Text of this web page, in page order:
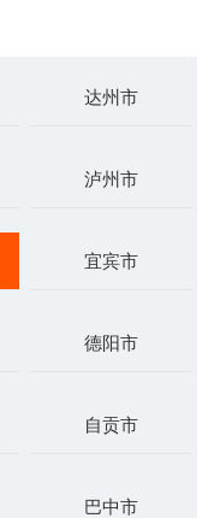
达州市
泸州市
宜宾市
德阳市
自贡市
巴中市